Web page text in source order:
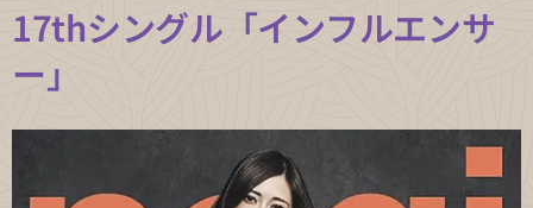
17thシングル「インフルエンサ
ー」